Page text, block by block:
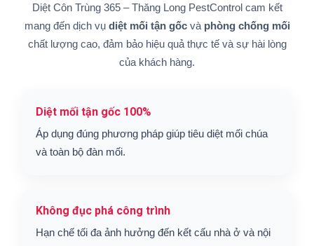
Diệt Côn Trùng 365 – Thăng Long PestControl cam kết
mang đến dịch vụ diệt mối tận gốcvà phòng chống mối
chất lượng cao, đảm bảo hiệu quả thực tế và sự hài lòng
của khách hàng.
Diệt mối tận gốc 100%
Áp dụng đúng phương pháp giúp tiêu diệt mối chúa
và toàn bộ đàn mối.
Không đục phá công trình
Hạn chế tối đa ảnh hưởng đến kết cấu nhà ở và nội